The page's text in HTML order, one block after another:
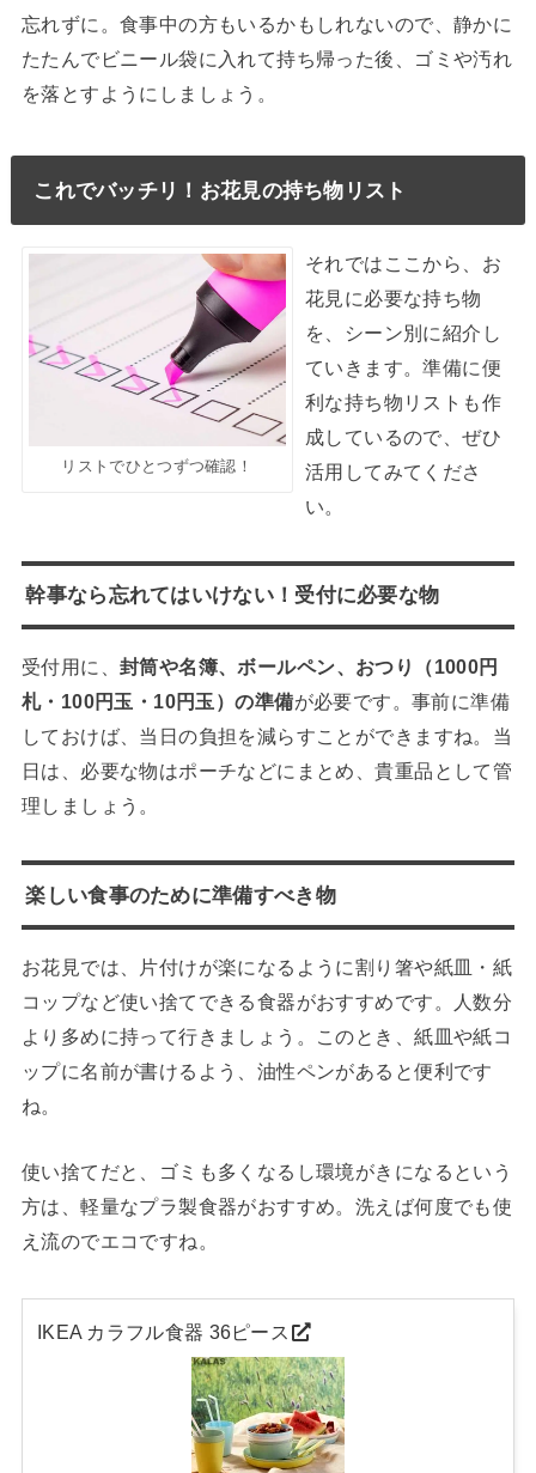
忘れずに。食事中の方もいるかもしれないので、静かに
たたんでビニール袋に入れて持ち帰った後、ゴミや汚れ
を落とすようにしましょう。
これでバッチリ！お花見の持ち物リスト
リストでひとつずつ確認！
それではここから、お
花見に必要な持ち物
を、シーン別に紹介し
ていきます。準備に便
利な持ち物リストも作
成しているので、ぜひ
活用してみてくださ
い。
幹事なら忘れてはいけない！受付に必要な物
受付用に、 封筒や名簿、ボールペン、おつり（1000円
札・100円玉・10円玉）の準備が必要です。事前に準備
しておけば、当日の負担を減らすことができますね。当
日は、必要な物はポーチなどにまとめ、貴重品として管
理しましょう。
楽しい食事のために準備すべき物
お花見では、片付けが楽になるように割り箸や紙皿・紙
コップなど使い捨てできる食器がおすすめです。人数分
より多めに持って行きましょう。このとき、紙皿や紙コ
ップに名前が書けるよう、油性ペンがあると便利です
ね。
使い捨てだと、ゴミも多くなるし環境がきになるという
方は、軽量なプラ製食器がおすすめ。洗えば何度でも使
え流のでエコですね。
IKEA カラフル食器 36ピース